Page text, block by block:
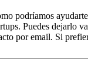
podríamos
Puedes dejarlo
por email. Si